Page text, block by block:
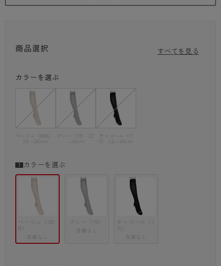
ハーブやアロマテラピーを普及・啓発してきました。
きます。
・機能や素材にこだわり、コーディネートにもさり気なく合わせやすいシ
リーズ【外】
ゆったりハイソックス
快適なはき心地と耐久性が特徴のハイソックス。
生活の木のセサミオイルを配合した柔軟加工剤を使用しています。
・のびのび仕様
商品選択 すべてを見る
カラーを選ぶ
ベージュ（388）-
22～26cm
グレー（19）-22
～26cm
チャコール（11
0）-22～26cm
カラーを選ぶ
ベージュ（38
8）
在庫なし
グレー（19）
在庫なし
チャコール（1
10）
在庫なし